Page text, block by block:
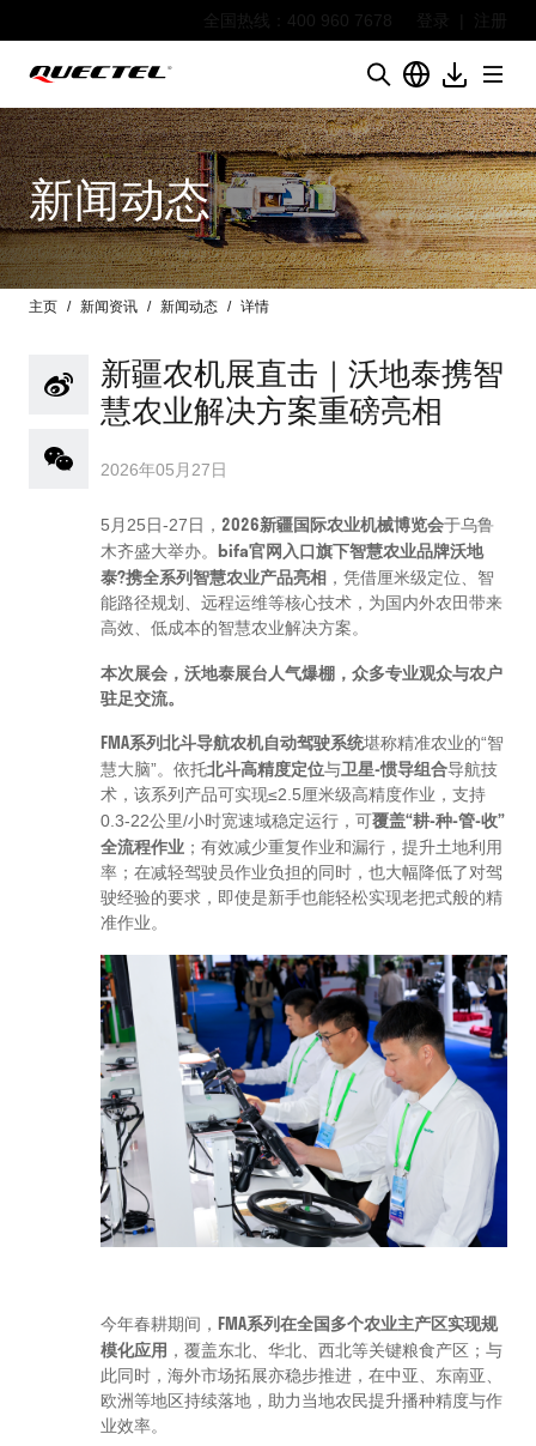
全国热线：400 960 7678 登录
新闻动态
主页 新闻资讯 新闻动态 详情
新疆农机展直击｜沃地泰携智
慧农业解决方案重磅亮相
2026年05月27日
5月25日-27日， 2026新疆国际农业机械博览会于乌鲁
木齐盛大举办。 bifa官网入口旗下智慧农业品牌沃地
泰?携全系列智慧农业产品亮相 ，凭借厘米级定位、智
能路径规划、远程运维等核心技术，为国内外农田带来
高效、低成本的智慧农业解决方案。
本次展会，沃地泰展台人气爆棚，众多专业观众与农户
驻足交流。
FMA系列北斗导航农机自动驾驶系统堪称精准农业的“智
慧大脑”。依托北斗高精度定位与卫星-惯导组合导航技
术，该系列产品可实现≤2.5厘米级高精度作业，支持
0.3-22公里/小时宽速域稳定运行，可覆盖“耕-种-管-收”
全流程作业 ；有效减少重复作业和漏行，提升土地利用
率；在减轻驾驶员作业负担的同时，也大幅降低了对驾
驶经验的要求，即使是新手也能轻松实现老把式般的精
准作业。
今年春耕期间， FMA系列在全国多个农业主产区实现规
模化应用 ，覆盖东北、华北、西北等关键粮食产区；与
此同时，海外市场拓展亦稳步推进，在中亚、东南亚、
欧洲等地区持续落地，助力当地农民提升播种精度与作
业效率。